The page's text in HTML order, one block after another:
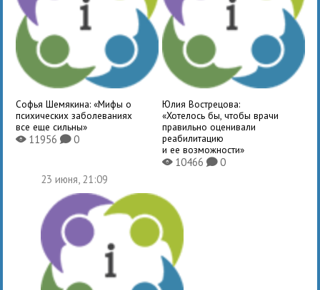
Софья Шемякина: «Мифы о
психических заболеваниях
все еще сильны»
X11956K0
Юлия Вострецова:
«Хотелось бы, чтобы врачи
правильно оценивали
реабилитацию
и ее возможности»
X10466 K0
23 июня, 21:09